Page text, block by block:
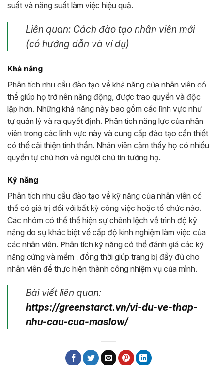
suất và năng suất làm việc hiệu quả.
Liên quan: Cách đào tạo nhân viên mới
(có hướng dẫn và ví dụ)
Khả năng
Phân tích nhu cầu đào tạo về khả năng của nhân viên có
thể giúp họ trở nên năng động, được trao quyền và độc
lập hơn. Những khả năng này bao gồm các lĩnh vực như
tự quản lý và ra quyết định. Phân tích năng lực của nhân
viên trong các lĩnh vực này và cung cấp đào tạo cần thiết
có thể cải thiện tinh thần. Nhân viên cảm thấy họ có nhiều
quyền tự chủ hơn và người chủ tin tưởng họ.
Kỹ năng
Phân tích nhu cầu đào tạo về kỹ năng của nhân viên có
thể có giá trị đối với bất kỳ công việc hoặc tổ chức nào.
Các nhóm có thể thể hiện sự chênh lệch về trình độ kỹ
năng do sự khác biệt về cấp độ kinh nghiệm làm việc của
các nhân viên. Phân tích kỹ năng có thể đánh giá các kỹ
năng cứng và mềm , đồng thời giúp trang bị đầy đủ cho
nhân viên để thực hiện thành công nhiệm vụ của mình.
Bài viết liên quan:
https://greenstarct.vn/vi-du-ve-thap-
nhu-cau-cua-maslow/